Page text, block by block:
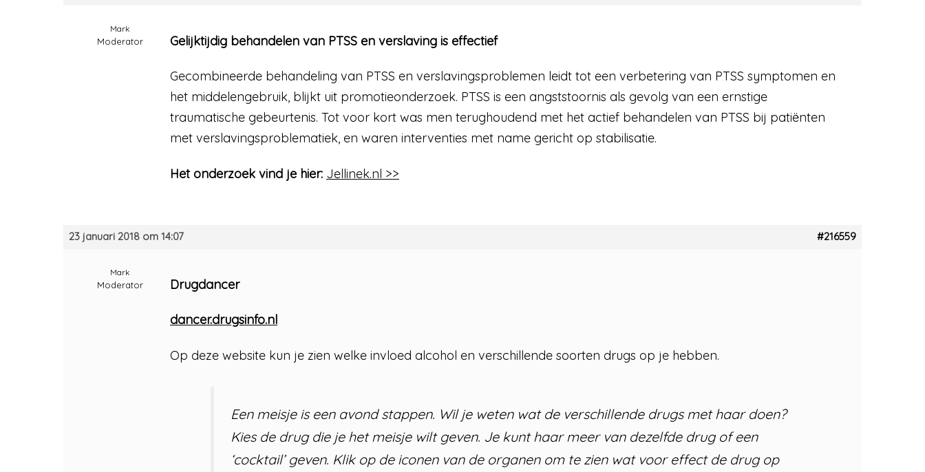
Mark
Moderator Gelijktijdig behandelen van PTSS en verslaving is effectief
Gecombineerde behandeling van PTSS en verslavingsproblemen leidt tot een verbetering van PTSS symptomen en
het middelengebruik, blijkt uit promotieonderzoek. PTSS is een angststoornis als gevolg van een ernstige
traumatische gebeurtenis. Tot voor kort was men terughoudend met het actief behandelen van PTSS bij patiënten
met verslavingsproblematiek, en waren interventies met name gericht op stabilisatie.
Het onderzoek vind je hier: Jellinek.nl >>
23 januari 2018 om 14:07 #216559
Mark
Moderator Drugdancer
dancer.drugsinfo.nl
Op deze website kun je zien welke invloed alcohol en verschillende soorten drugs op je hebben.
Een meisje is een avond stappen. Wil je weten wat de verschillende drugs met haar doen?
Kies de drug die je het meisje wilt geven. Je kunt haar meer van dezelfde drug of een
‘cocktail’ geven. Klik op de iconen van de organen om te zien wat voor effect de drug op